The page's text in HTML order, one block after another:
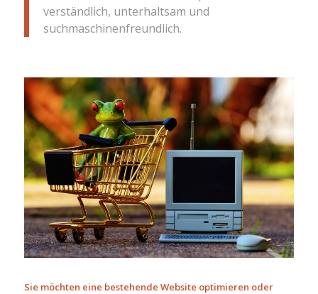
verständlich, unterhaltsam und
suchmaschinenfreundlich.
Sie möchten eine bestehende Website optimieren oder